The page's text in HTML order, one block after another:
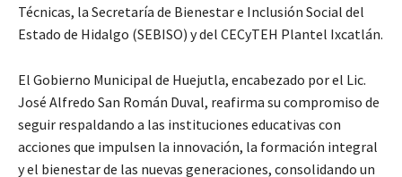
Técnicas, la Secretaría de Bienestar e Inclusión Social del
Estado de Hidalgo (SEBISO) y del CECyTEH Plantel Ixcatlán.
El Gobierno Municipal de Huejutla, encabezado por el Lic.
José Alfredo San Román Duval, reafirma su compromiso de
seguir respaldando a las instituciones educativas con
acciones que impulsen la innovación, la formación integral
y el bienestar de las nuevas generaciones, consolidando un